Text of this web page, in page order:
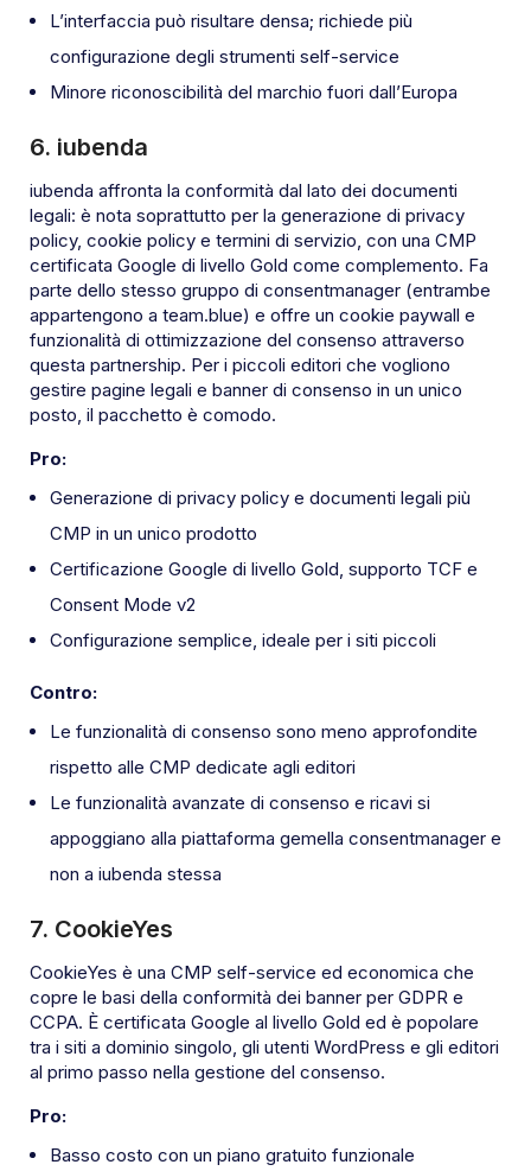
L’interfaccia può risultare densa; richiede più
configurazione degli strumenti self-service
Minore riconoscibilità del marchio fuori dall’Europa
6. iubenda
iubenda affronta la conformità dal lato dei documenti
legali: è nota soprattutto per la generazione di privacy
policy, cookie policy e termini di servizio, con una CMP
certificata Google di livello Gold come complemento. Fa
parte dello stesso gruppo di consentmanager (entrambe
appartengono a team.blue) e offre un cookie paywall e
funzionalità di ottimizzazione del consenso attraverso
questa partnership. Per i piccoli editori che vogliono
gestire pagine legali e banner di consenso in un unico
posto, il pacchetto è comodo.
Pro:
Generazione di privacy policy e documenti legali più
CMP in un unico prodotto
Certificazione Google di livello Gold, supporto TCF e
Consent Mode v2
Configurazione semplice, ideale per i siti piccoli
Contro:
Le funzionalità di consenso sono meno approfondite
rispetto alle CMP dedicate agli editori
Le funzionalità avanzate di consenso e ricavi si
appoggiano alla piattaforma gemella consentmanager e
non a iubenda stessa
7. CookieYes
CookieYes è una CMP self-service ed economica che
copre le basi della conformità dei banner per GDPR e
CCPA. È certificata Google al livello Gold ed è popolare
tra i siti a dominio singolo, gli utenti WordPress e gli editori
al primo passo nella gestione del consenso.
Pro:
Basso costo con un piano gratuito funzionale